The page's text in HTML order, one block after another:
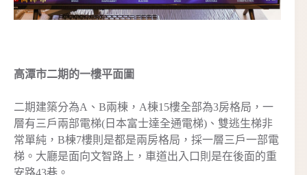
高潭市二期的一樓平面圖
二期建築分為A、B兩棟，A棟15樓全部為3房格局，一
層有三戶兩部電梯(日本富士達全通電梯)、雙逃生梯非
常單純，B棟7樓則是都是兩房格局，採一層三戶一部電
梯。大廳是面向文智路上，車道出入口則是在後面的重